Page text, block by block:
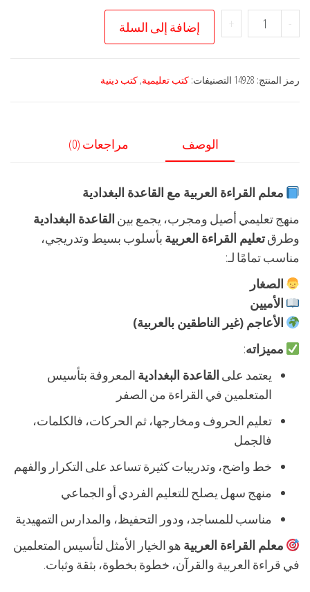
-
كمية
معلم
العربية
+ إضافة إلى السلة
رمز المنتج: 14928 التصنيفات: كتب تعليمية, كتب دينية
الوصف مراجعات (0)
معلم القراءة العربية مع القاعدة البغدادية
منهج تعليمي أصيل ومجرب، يجمع بين القاعدة البغدادية
وطرقتعليم القراءة العربية بأسلوب بسيط وتدريجي،
مناسب تمامًا لـ:
الصغار
الأميين
الأعاجم (غير الناطقين بالعربية)
مميزاته:
يعتمد على القاعدة البغدادية المعروفة بتأسيس
المتعلمين في القراءة من الصفر
تعليم الحروف ومخارجها، ثم الحركات، فالكلمات،
فالجمل
خط واضح، وتدريبات كثيرة تساعد على التكرار والفهم
منهج سهل يصلح للتعليم الفردي أو الجماعي
مناسب للمساجد، ودور التحفيظ، والمدارس التمهيدية
معلم القراءة العربية هو الخيار الأمثل لتأسيس المتعلمين
في قراءة العربية والقرآن، خطوة بخطوة، بثقة وثبات.